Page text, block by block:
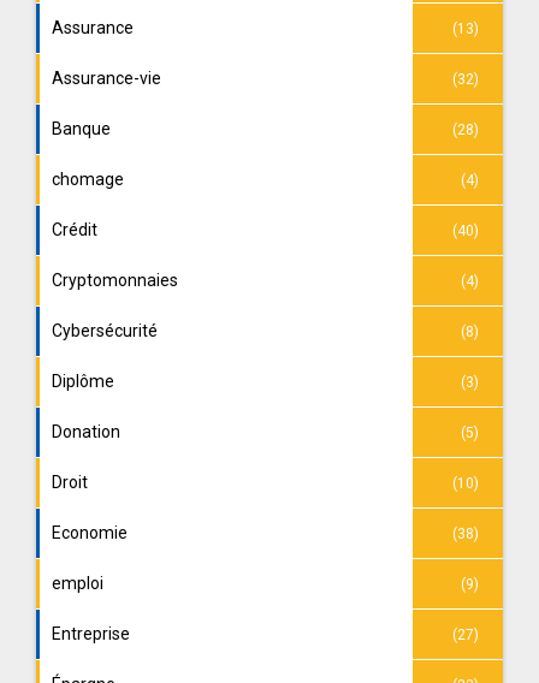
Assurance (13)
Assurance-vie (32)
Banque (28)
chomage (4)
Crédit (40)
Cryptomonnaies (4)
Cybersécurité (8)
Diplôme (3)
Donation (5)
Droit (10)
Economie (38)
emploi (9)
Entreprise (27)